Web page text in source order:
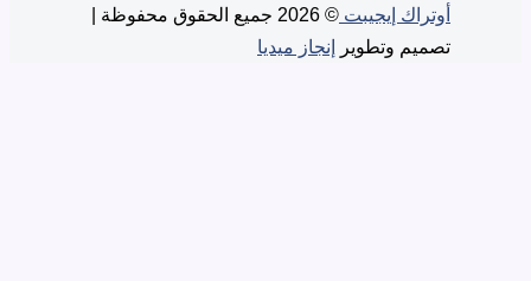
إيجيبت
© 2026 جميع الحقوق محفوظة |
وتطويرإنجاز ميديا